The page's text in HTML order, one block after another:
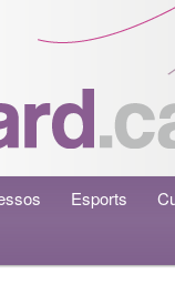
Esports